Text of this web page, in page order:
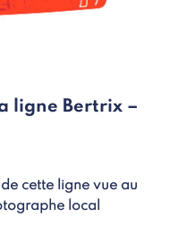
ligne Bertrix –
cette ligne vue au
local